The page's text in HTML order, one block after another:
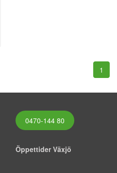
1
0470-144 80
Öppettider Växjö